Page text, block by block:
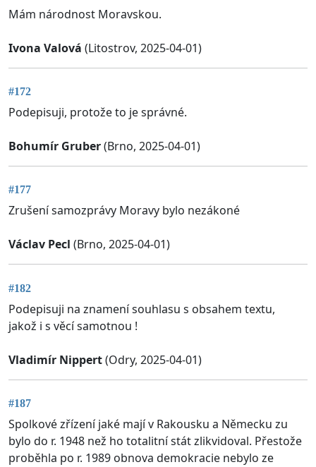
Mám národnost Moravskou.
Ivona Valová (Litostrov, 2025-04-01)
#172
Podepisuji, protože to je správné.
Bohumír Gruber(Brno, 2025-04-01)
#177
Zrušení samozprávy Moravy bylo nezákoné
Václav Pecl (Brno, 2025-04-01)
#182
Podepisuji na znamení souhlasu s obsahem textu,
jakož i s věcí samotnou !
Vladimír Nippert(Odry, 2025-04-01)
#187
Spolkové zřízení jaké mají v Rakousku a Německu zu
bylo do r. 1948 než ho totalitní stát zlikvidoval. Přestože
proběhla po r. 1989 obnova demokracie nebylo ze